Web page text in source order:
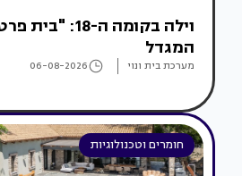
וילה בקומה ה-
המגדל
מערכת בית ונוי 06-08-2026
חומרים וטכנולוגיות